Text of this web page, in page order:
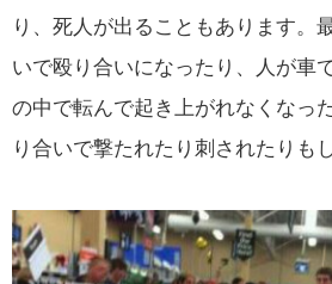
り、死人が出ることもあります。
いで殴り合いになったり、人が車
の中で転んで起き上がれなくなっ
り合いで撃たれたり刺されたりも